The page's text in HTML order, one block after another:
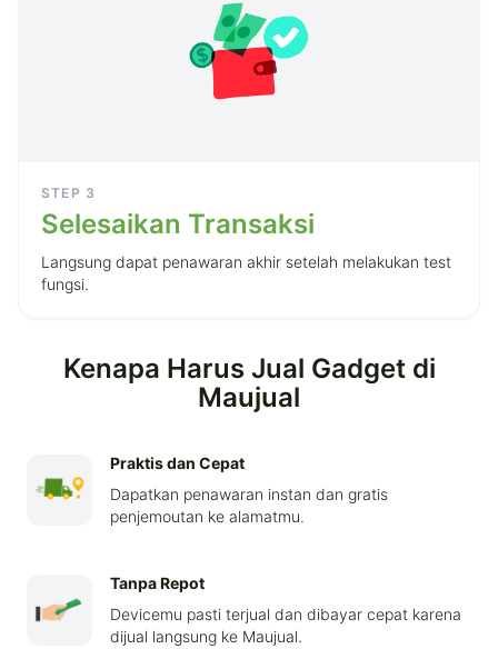
STEP 3
Selesaikan Transaksi
Langsung dapat penawaran akhir setelah melakukan test
fungsi.
Kenapa Harus Jual Gadget di
Maujual
Praktis dan Cepat
Dapatkan penawaran instan dan gratis
penjemoutan ke alamatmu.
Tanpa Repot
Devicemu pasti terjual dan dibayar cepat karena
dijual langsung ke Maujual.